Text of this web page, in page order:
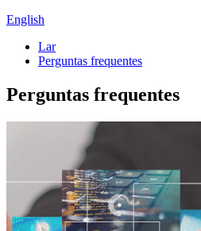
English
Lar
Perguntas frequentes
Perguntas frequentes